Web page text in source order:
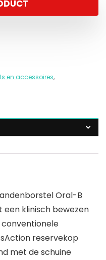
en accessoires,
Oral-B
een klinisch bewezen
conventionele
reservekop
met de schuine